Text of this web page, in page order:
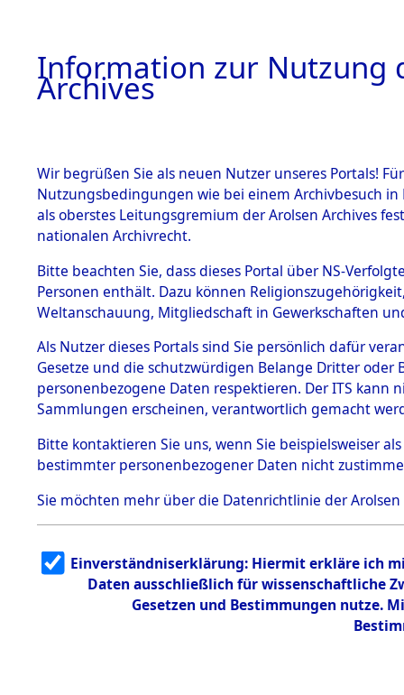
BESTÄNDE
1.
Inhaftierungsdoku
mente
1.2.9 Beim ITS
Effekten
1.2.9.1
Effekten aus
dem KZ
Dachau
1.2.9.2
Effekten aus
dem KZ
Bayerisches
1.2.9.3
Effekten aus
dem KZ
Neuengamm
0001
Einen Kommentar
Information zur Nutzung
Archives
Wir begrüßen Sie als neuen Nutzer unseres Portals!
Nutzungsbedingungen wie bei einem Archivbesuch
als oberstes Leitungsgremium der Arolsen Archives
nationalen Archivrecht.
Bitte beachten Sie, dass dieses Portal über NS-
Personen enthält. Dazu können
Weltanschauung, Mitgliedschaft in Gewerkschaften
Als Nutzer dieses Portals sind Sie persönlich dafür
Gesetze und die schutzwürdigen Belange Dritter
personenbezogene Daten respektieren. Der ITS
Sammlungen erscheinen, verantwortlich gemacht
Bitte kontaktieren Sie uns, wenn Sie beispielsweiser
bestimmter personenbezogener Daten nicht
Sie möchten mehr über die Datenrichtlinie der Arolsen
Einverständniserklärung: Hiermit erkläre ich
Daten ausschließlich für wissenschaftliche
Gesetzen und Bestimmungen nutze.